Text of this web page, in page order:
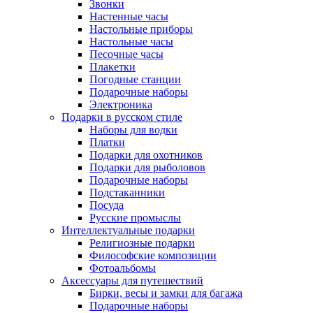
Звонки
Настенные часы
Настольные приборы
Настольные часы
Песочные часы
Плакетки
Погодные станции
Подарочные наборы
Электроника
Подарки в русском стиле
Наборы для водки
Платки
Подарки для охотников
Подарки для рыболовов
Подарочные наборы
Подстаканники
Посуда
Русские промыслы
Интеллектуальные подарки
Религиозные подарки
Философские композиции
Фотоальбомы
Аксессуары для путешествий
Бирки, весы и замки для багажа
Подарочные наборы